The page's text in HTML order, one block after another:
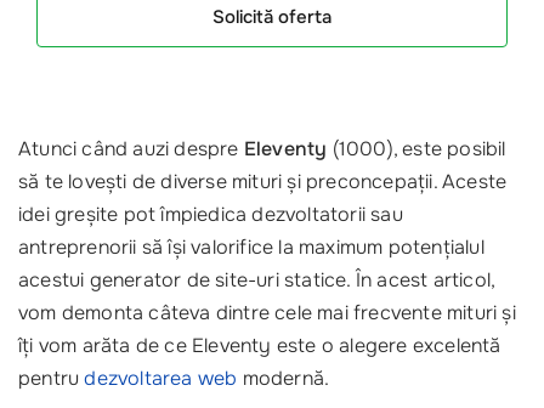
Solicită oferta
Atunci când auzi despre Eleventy (1000), este posibil
să te lovești de diverse mituri și preconcepații. Aceste
idei greșite pot împiedica dezvoltatorii sau
antreprenorii să își valorifice la maximum potențialul
acestui generator de site-uri statice. În acest articol,
vom demonta câteva dintre cele mai frecvente mituri și
îți vom arăta de ce Eleventy este o alegere excelentă
pentrudezvoltarea web modernă.